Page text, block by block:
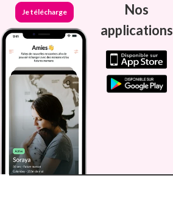
Je télécharge
Nos
applications